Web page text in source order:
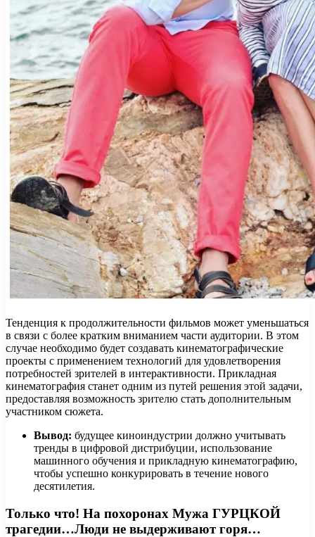
Тенденция к продолжительности фильмов может уменьшаться
в связи с более кратким вниманием части аудитории. В этом
случае необходимо будет создавать кинематографические
проекты с применением технологий для удовлетворения
потребностей зрителей в интерактивности. Прикладная
кинематография станет одним из путей решения этой задачи,
предоставляя возможность зрителю стать дополнительным
участником сюжета.
Вывод: будущее киноиндустрии должно учитывать
тренды в цифровой дистрибуции, использование
машинного обучения и прикладную кинематографию,
чтобы успешно конкурировать в течение нового
десятилетия.
Только что! На похоронах Мужа ГУРЦКОЙ
трагедии…Люди не выдерживают горя…